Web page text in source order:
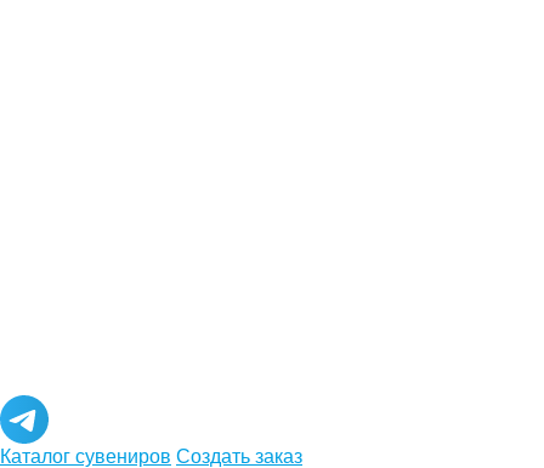
Каталог сувениров Создать заказ